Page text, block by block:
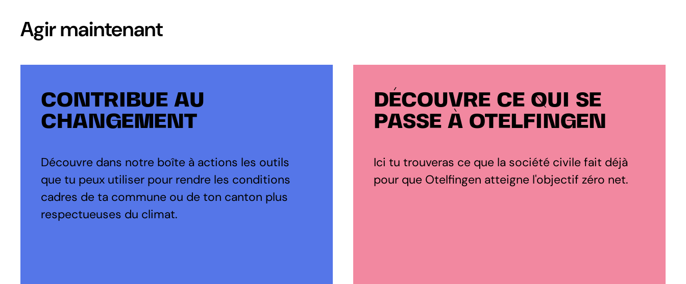
Agir maintenant
CONTRIBUE AU
CHANGEMENT
Découvre dans notre boîte à actions les outils
que tu peux utiliser pour rendre les conditions
cadres de ta commune ou de ton canton plus
respectueuses du climat.
DÉCOUVRE CE QUI SE
PASSE À OTELFINGEN
Ici tu trouveras ce que la société civile fait déjà
pour que Otelfingen atteigne l'objectif zéro net.